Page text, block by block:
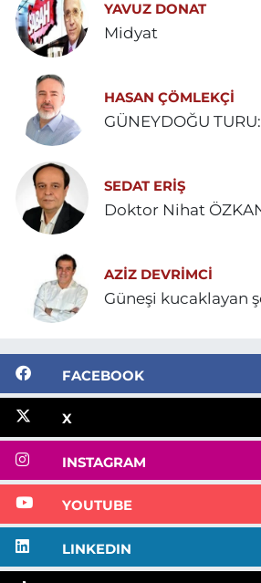
YAVUZ DONAT
Midyat
HASAN ÇÖMLEKÇİ
GÜNEYDOĞU
SEDAT ERİŞ
AZIZ DEVRIMCI
Güneşi kucaklayan
FACEBOOK
X
INSTAGRAM
YOUTUBE
LINKEDIN